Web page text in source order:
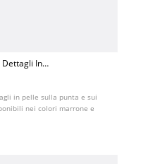
Dettagli In
in pelle sulla punta e sui
nei colori marrone e